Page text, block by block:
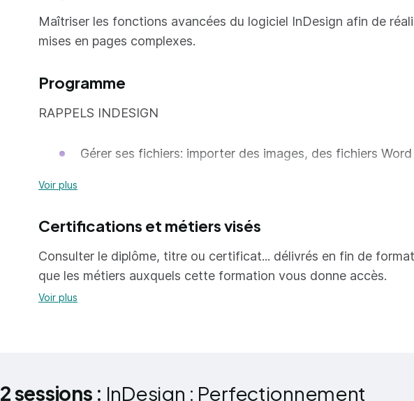
Maîtriser les fonctions avancées du logiciel InDesign afin de
mises en pages complexes.
Programme
RAPPELS INDESIGN
Gérer ses fichiers: importer des images, des fichiers
séparations.
Enregistrer et exporter des documents
CRÉER UNE MISE EN PAGE
Variantes de mise en page et contenus liés
Voir plus
Certifications et métiers visés
Consulter le diplôme, titre ou certificat... délivrés en fin de
que les métiers auxquels cette formation vous donne accès.
Voir plus
2 sessions : InDesign : Perfectionnement